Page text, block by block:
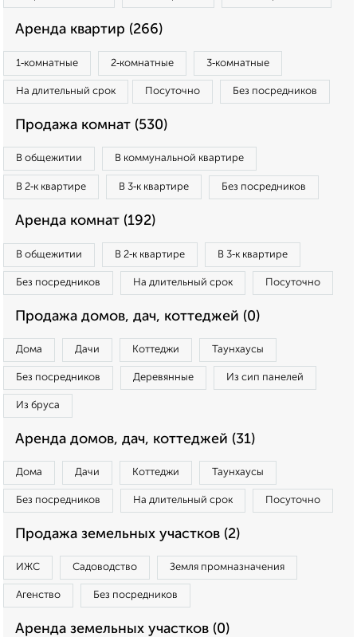
Аренда квартир (266)
1‑комнатные 2‑комнатные 3‑комнатные
На длительный срок Посуточно Без посредников
Продажа комнат (530)
В общежитии В коммунальной квартире
В 2‑к квартире В 3‑к квартире Без посредников
Аренда комнат (192)
В общежитии В 2‑к квартире В 3‑к квартире
Без посредников На длительный срок Посуточно
Продажа домов, дач, коттеджей (0)
Дома Дачи Коттеджи Таунхаусы
Без посредников Деревянные Из сип панелей
Из бруса
Аренда домов, дач, коттеджей (31)
Дома Дачи Коттеджи Таунхаусы
Без посредников На длительный срок Посуточно
Продажа земельных участков (2)
ИЖС Садоводство Земля промназначения
Агенство Без посредников
Аренда земельных участков (0)